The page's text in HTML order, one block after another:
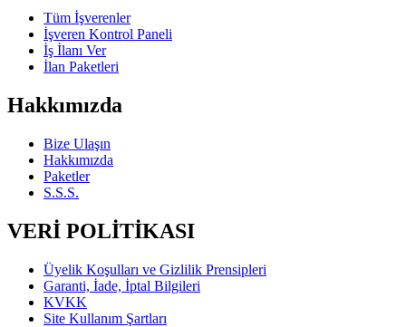
Tüm İşverenler
İşveren Kontrol Paneli
İş İlanı Ver
İlan Paketleri
Hakkımızda
Bize Ulaşın
Hakkımızda
Paketler
S.S.S.
VERİ POLİTİKASI
Üyelik Koşulları ve Gizlilik Prensipleri
Garanti, İade, İptal Bilgileri
KVKK
Site Kullanım Şartları